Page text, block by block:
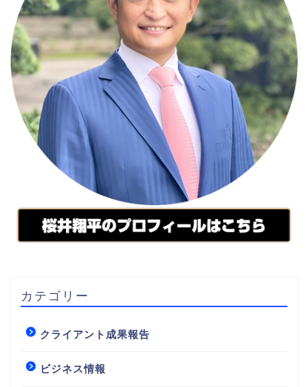
カテゴリー
クライアント成果報告
ビジネス情報